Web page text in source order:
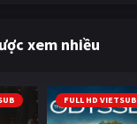
xem nhiều
FULL HD VIETSUB